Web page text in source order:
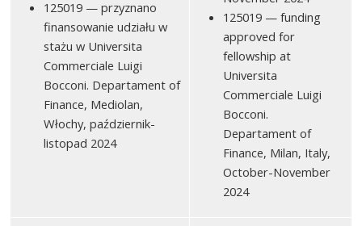
125019 — przyznano
finansowanie udziału w
stażu w Universita
Commerciale Luigi
Bocconi. Departament of
Finance, Mediolan,
Włochy, październik-
listopad 2024
125019 — funding
approved for
fellowship at
Universita
Commerciale Luigi
Bocconi.
Departament of
Finance, Milan, Italy,
October-November
2024